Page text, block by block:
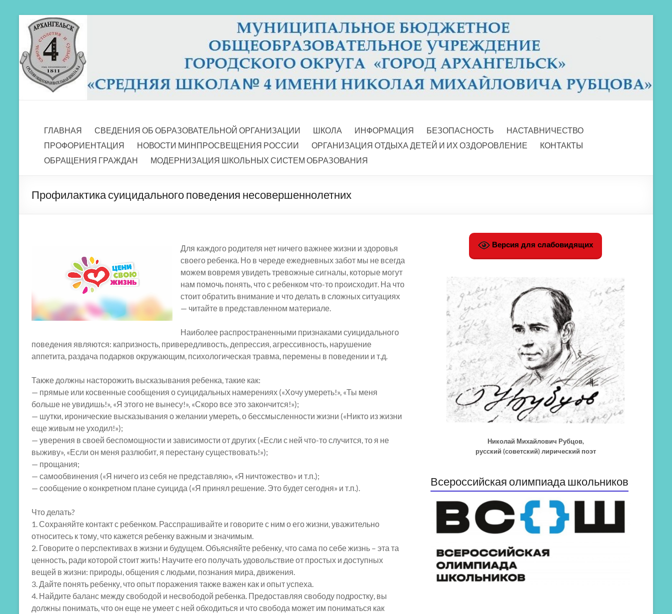
Перейти
содержимому
МБОУ СШ 4
ГЛАВНАЯ
СВЕДЕНИЯ ОБ ОБРАЗОВАТЕЛЬНОЙ ОРГАНИЗАЦИИ ШКОЛА ИНФОРМАЦИЯ БЕЗОПАСНОСТЬ
НАСТАВНИЧЕСТВО
ПРОФОРИЕНТАЦИЯ
НОВОСТИ МИНПРОСВЕЩЕНИЯ РОССИИ ОРГАНИЗАЦИЯ ОТДЫХА ДЕТЕЙ И ИХ ОЗДОРОВЛЕНИЕ
КОНТАКТЫ
ОБРАЩЕНИЯ ГРАЖДАН
МОДЕРНИЗАЦИЯ ШКОЛЬНЫХ СИСТЕМ ОБРАЗОВАНИЯ
Профилактика суицидального поведения несовершеннолетних
Для каждого родителя нет ничего важнее жизни и здоровья
своего ребенка. Но в череде ежедневных забот мы не всегда
можем вовремя увидеть тревожные сигналы, которые могут
нам помочь понять, что с ребенком что-то происходит. На что
стоит обратить внимание и что делать в сложных ситуациях
— читайте в представленном материале.
Наиболее распространенными признаками суицидального
поведения являются: капризность, привередливость, депрессия, агрессивность, нарушение
аппетита, раздача подарков окружающим, психологическая травма, перемены в поведении и т.д.
Также должны насторожить высказывания ребенка, такие как:
— прямые или косвенные сообщения о суицидальных намерениях («Хочу умереть!», «Ты меня
больше не увидишь!», «Я этого не вынесу!», «Скоро все это закончится!»);
— шутки, иронические высказывания о желании умереть, о бессмысленности жизни («Никто из жизни
еще живым не уходил!»);
— уверения в своей беспомощности и зависимости от других («Если с ней что-то случится, то я не
выживу», «Если он меня разлюбит, я перестану существовать!»);
— прощания;
— самообвинения («Я ничего из себя не представляю», «Я ничтожество» и т.п.);
— сообщение о конкретном плане суицида («Я принял решение. Это будет сегодня» и т.п.).
Что делать?
1. Сохраняйте контакт с ребенком. Расспрашивайте и говорите с ним о его жизни, уважительно
относитесь к тому, что кажется ребенку важным и значимым.
2. Говорите о перспективах в жизни и будущем. Объясняйте ребенку, что сама по себе жизнь – эта та
ценность, ради которой стоит жить! Научите его получать удовольствие от простых и доступных
вещей в жизни: природы, общения с людьми, познания мира, движения.
3. Дайте понять ребенку, что опыт поражения также важен как и опыт успеха.
4. Найдите баланс между свободой и несвободой ребенка. Предоставляя свободу подростку, вы
должны понимать, что он еще не умеет с ней обходиться и что свобода может им пониматься как
Версия для слабовидящих
Николай Михайлович Рубцов,
русский (советский) лирический поэт
Всероссийская олимпиада школьников